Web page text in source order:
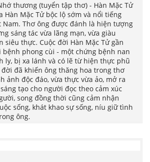
thương (tuyển tập thơ) - Hàn Mặc Tử
Hàn Mặc Tử bộc lộ sớm và nổi tiếng
Thơ ông được đánh là hiện tượng
sáng tác vừa lãng mạn, vừa giàu
siêu thực. Cuộc đời Hàn Mặc Tử gần
bệnh phong cùi - một chứng bệnh nan
ly, bị xa lánh và có lẽ từ hiện thực phũ
đời đã khiến ông thăng hoa trong thơ
ảnh độc đáo, vừa thực vừa ảo, mở ra
tạo cho người đọc theo cảm xúc
song đồng thời cũng cảm nhận
sống, khát khao sự sống, níu giữ tình
ông.